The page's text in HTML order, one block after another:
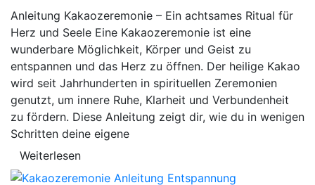
Anleitung Kakaozeremonie – Ein achtsames Ritual für
Herz und Seele Eine Kakaozeremonie ist eine
wunderbare Möglichkeit, Körper und Geist zu
entspannen und das Herz zu öffnen. Der heilige Kakao
wird seit Jahrhunderten in spirituellen Zeremonien
genutzt, um innere Ruhe, Klarheit und Verbundenheit
zu fördern. Diese Anleitung zeigt dir, wie du in wenigen
Schritten deine eigene
Weiterlesen